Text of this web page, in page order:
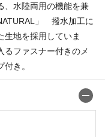
、水陸両用の機能を兼
」 撥水加工に
生地を採用していま
るファスナー付きのメ
き。